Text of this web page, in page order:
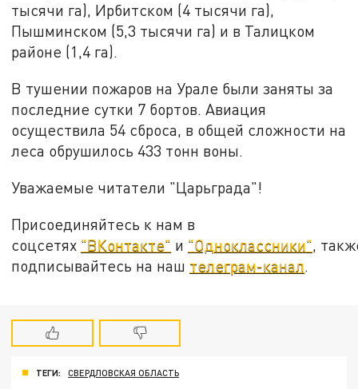
тысячи га), Ирбитском (4 тысячи га),
Пышминском (5,3 тысячи га) и в Талицком
районе (1,4 га).
В тушении пожаров на Урале были заняты за
последние сутки 7 бортов. Авиация
осуществила 54 сброса, в общей сложности на
леса обрушилось 433 тонн воны.
Уважаемые читатели "Царьграда"!
Присоединяйтесь к нам в
соцсетях "ВКонтакте" и "Одноклассники" ,
подписывайтесь на наш телеграм-канал
ТЕГИ: СВЕРДЛОВСКАЯ ОБЛАСТЬ